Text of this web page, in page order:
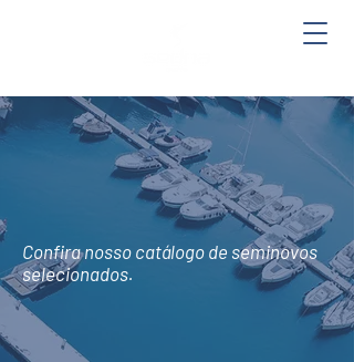
Confira nosso catálogo de seminovos
selecionados.